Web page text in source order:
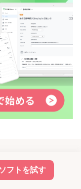
フトを試す